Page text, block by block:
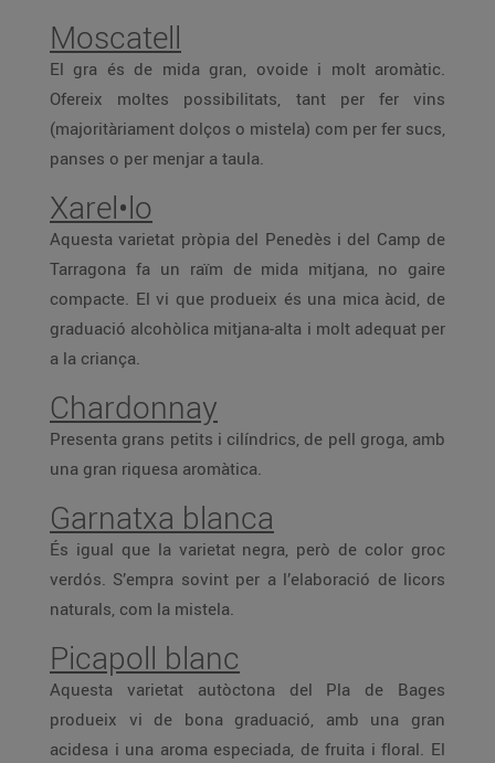
Moscatell
El gra és de mida gran, ovoide i molt aromàtic.
Ofereix moltes possibilitats, tant per fer vins
(majoritàriament dolços o mistela) com per fer sucs,
panses o per menjar a taula.
Xarel•lo
Aquesta varietat pròpia del Penedès i del Camp de
Tarragona fa un raïm de mida mitjana, no gaire
compacte. El vi que produeix és una mica àcid, de
graduació alcohòlica mitjana-alta i molt adequat per
a la criança.
Chardonnay
Presenta grans petits i cilíndrics, de pell groga, amb
una gran riquesa aromàtica.
Garnatxa blanca
És igual que la varietat negra, però de color groc
verdós. S’empra sovint per a l’elaboració de licors
naturals, com la mistela.
Picapoll blanc
Aquesta varietat autòctona del Pla de Bages
produeix vi de bona graduació, amb una gran
acidesa i una aroma especiada, de fruita i floral. El